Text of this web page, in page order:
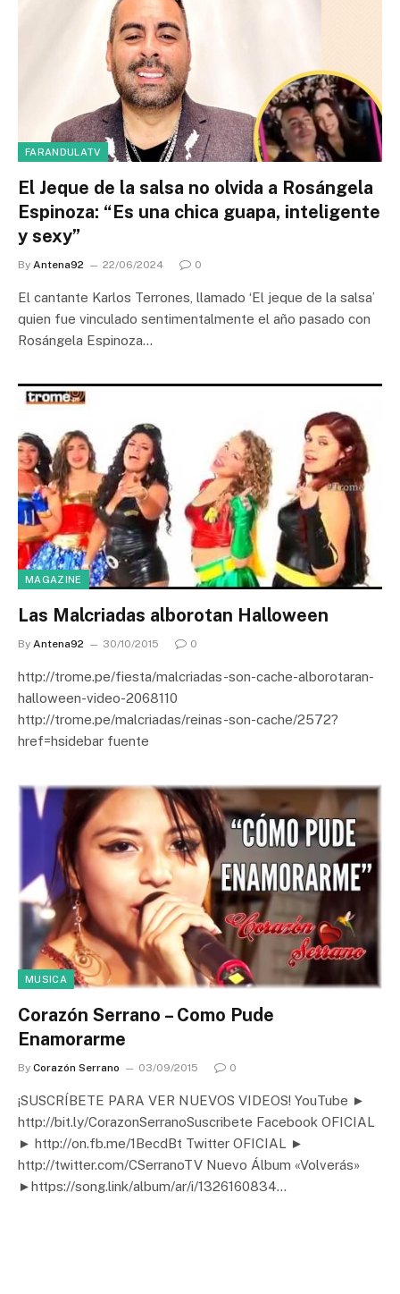
FARANDULATV
El Jeque de la salsa no olvida a Rosángela
Espinoza: “Es una chica guapa, inteligente
y sexy”
By Antena92 22/06/2024 0
El cantante Karlos Terrones, llamado ‘El jeque de la salsa’
quien fue vinculado sentimentalmente el año pasado con
Rosángela Espinoza…
MAGAZINE
Las Malcriadas alborotan Halloween
By Antena92 30/10/2015 0
http://trome.pe/fiesta/malcriadas-son-cache-alborotaran-
halloween-video-2068110
http://trome.pe/malcriadas/reinas-son-cache/2572?
href=hsidebar fuente
MUSICA
Corazón Serrano – Como Pude
Enamorarme
By Corazón Serrano 03/09/2015 0
¡SUSCRÍBETE PARA VER NUEVOS VIDEOS! YouTube ►
http://bit.ly/CorazonSerranoSuscribete Facebook OFICIAL
► http://on.fb.me/1BecdBt Twitter OFICIAL ►
http://twitter.com/CSerranoTV Nuevo Álbum «Volverás»
►https://song.link/album/ar/i/1326160834…